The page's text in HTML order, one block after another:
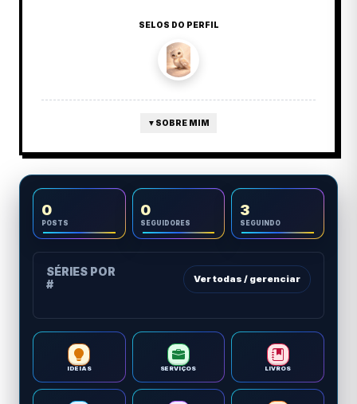
SELOS DO PERFIL
▼ SOBRE MIM
0
POSTS
0
SEGUIDORES
3
SEGUINDO
SÉRIES POR
#
Ver todas / gerenciar
IDEIAS SERVIÇOS LIVROS